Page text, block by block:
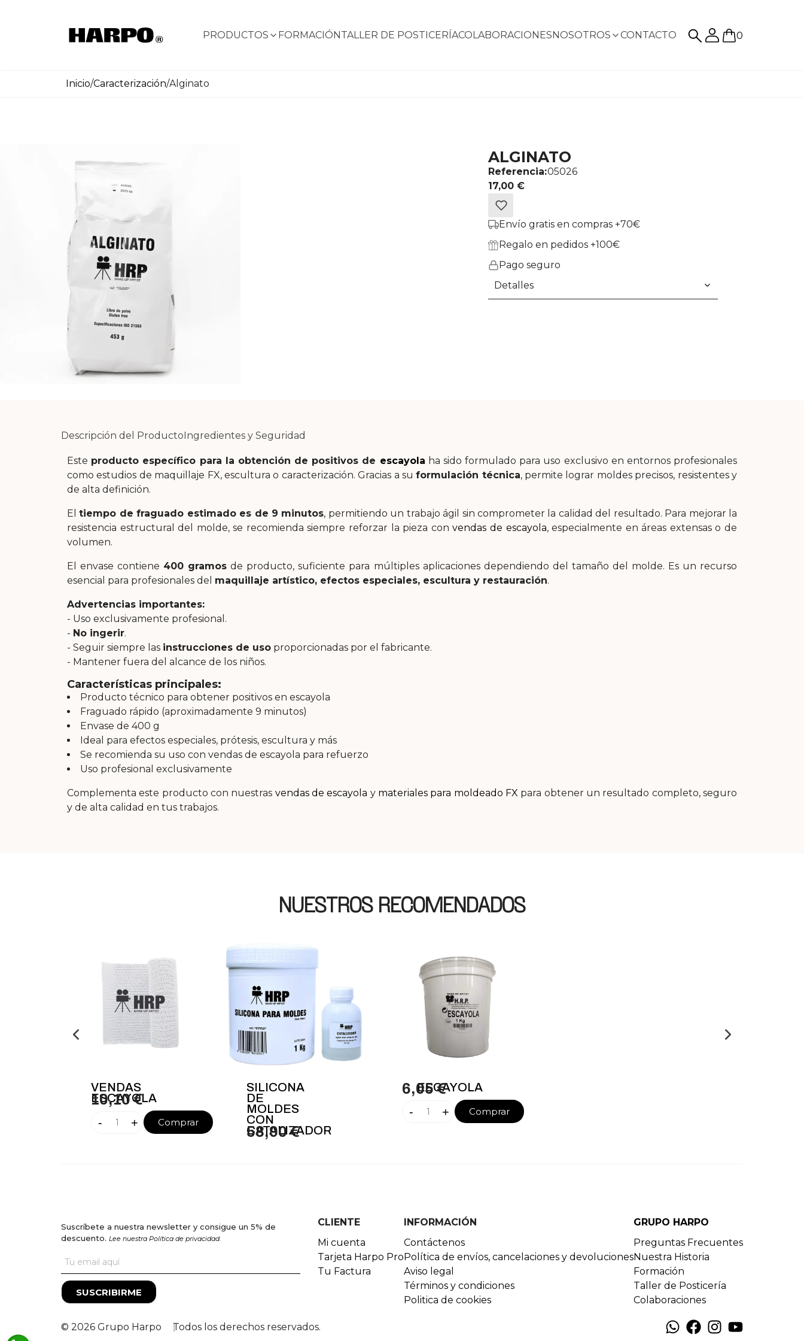
PRODUCTOS FORMACIÓNTALLER DE POSTICERÍACOLABORACIONESNOSOTROS CONTACTO 0
Inicio/Caracterización/Alginato
ALGINATO
Referencia:05026
17,00 €
Envío gratis en compras +70€
Regalo en pedidos +100€
Pago seguro
Detalles
Descripción del ProductoIngredientes y Seguridad
Este producto específico para la obtención de positivos de escayola ha sido formulado para uso exclusivo en entornos profesionales
como estudios de maquillaje FX, escultura o caracterización. Gracias a suformulación técnica, permite lograr moldes precisos, resistentes y
de alta definición.
Eltiempo de fraguado estimado es de 9 minutos, permitiendo un trabajo ágil sin comprometer la calidad del resultado. Para mejorar la
resistencia estructural del molde, se recomienda siempre reforzar la pieza convendas de escayola, especialmente en áreas extensas o de
volumen.
El envase contiene 400 gramos de producto, suficiente para múltiples aplicaciones dependiendo del tamaño del molde. Es un recurso
esencial para profesionales del maquillaje artístico, efectos especiales, escultura y restauración.
Advertencias importantes:
- Uso exclusivamente profesional.
- No ingerir.
- Seguir siempre las instrucciones de uso proporcionadas por el fabricante.
- Mantener fuera del alcance de los niños.
Características principales:
Producto técnico para obtener positivos en escayola
Fraguado rápido (aproximadamente 9 minutos)
Envase de 400 g
Ideal para efectos especiales, prótesis, escultura y más
Se recomienda su uso con vendas de escayola para refuerzo
Uso profesional exclusivamente
Complementa este producto con nuestras vendas de escayola y materiales para moldeado FX para obtener un resultado completo, seguro
y de alta calidad en tus trabajos.
NUESTROS RECOMENDADOS
VENDAS
ESCAYOLA
10,10 €
- + Comprar
SILICONA
DE
MOLDES
CON
CATALIZADOR
58,90 €
ESCAYOLA
6,05 €
- + Comprar
Suscríbete a nuestra newsletter y consigue un 5% de
descuento. Lee nuestra Política de privacidad.
SUSCRIBIRME
CLIENTE
Mi cuenta
Tarjeta Harpo Pro
Tu Factura
INFORMACIÓN
Contáctenos
Política de envíos, cancelaciones y devoluciones
Aviso legal
Términos y condiciones
Politica de cookies
GRUPO HARPO
Preguntas Frecuentes
Nuestra Historia
Formación
Taller de Posticería
Colaboraciones
© 2026 Grupo Harpo Todos los derechos reservados.